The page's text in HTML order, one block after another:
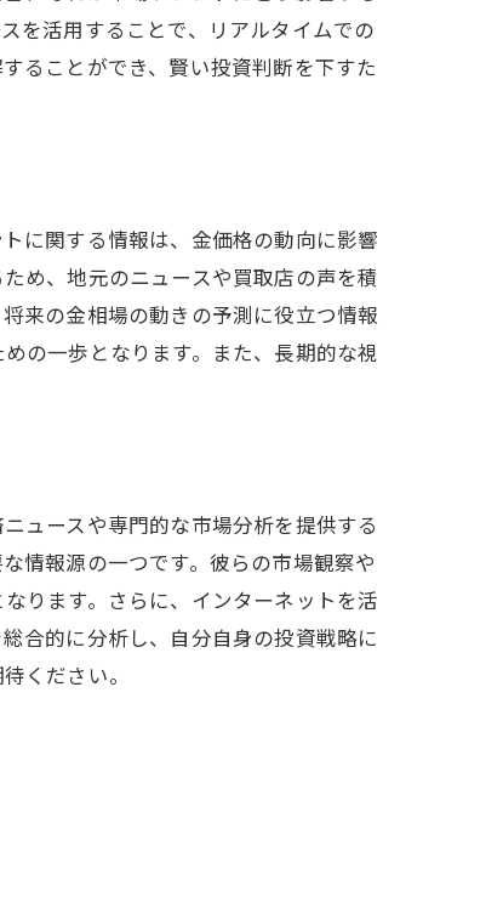
を活用することで、リアルタイムでの
ることができ、賢い投資判断を下すた
に関する情報は、金価格の動向に影響
め、地元のニュースや買取店の声を積
来の金相場の動きの予測に役立つ情報
の一歩となります。また、長期的な視
ュースや専門的な市場分析を提供する
情報源の一つです。彼らの市場観察や
ります。さらに、インターネットを活
合的に分析し、自分自身の投資戦略に
ください。